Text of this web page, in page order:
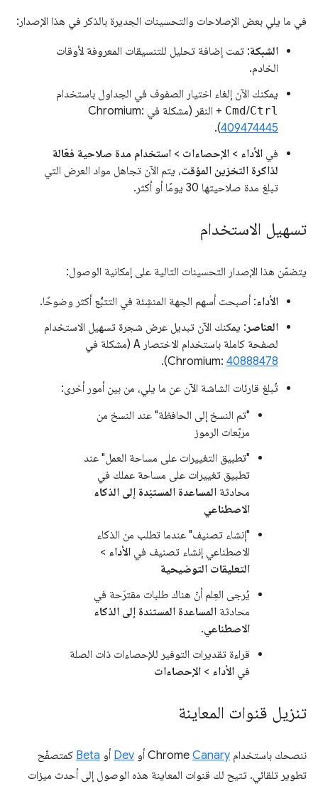
في ما يلي بعض الإصلاحات والتحسينات الجديرة بالذكر في هذا الإصدار:
الشبكة: تمت إضافة تحليل للتنسيقات المعروفة لأوقات
الخادم.
يمكنك الآن إلغاء اختيار الصفوف في الجداول باستخدام
Cmd/Ctrl
+ النقر (مشكلة في Chromium:
409474445
).
في الأداء > الإحصاءات > استخدام مدة صلاحية فعّالة
لذاكرة التخزين المؤقت، يتم الآن تجاهل مواد العرض التي
تبلغ مدة صلاحيتها 30 يومًا أو أكثر.
تسهيل الاستخدام
يتضمّن هذا الإصدار التحسينات التالية على إمكانية الوصول:
الأداء: أصبحت أسهم الجهة المنشِئة في التتبُّع أكثر وضوحًا.
العناصر : يمكنك الآن تبديل عرض شجرة تسهيل الاستخدام
لصفحة كاملة باستخدام الاختصار A (مشكلة في
Chromium: 40888478
).
تُبلغ قارئات الشاشة الآن عن ما يلي، من بين أمور أخرى:
"تم النسخ إلى الحافظة" عند النسخ من
مربّعات الرموز
"تطبيق التغييرات على مساحة العمل" عند
تطبيق تغييرات على مساحة عملك في
محادثة المساعدة المستنِدة إلى الذكاء
الاصطناعي
"إنشاء تصنيف" عندما تطلب من الذكاء
الاصطناعي إنشاء تصنيف في الأداء >
التعليقات التوضيحية
يُرجى العِلم أنّ هناك طلبات مقترَحة في
محادثة المساعدة المستندة إلى الذكاء
الاصطناعي.
قراءة تقديرات التوفير للإحصاءات ذات الصلة
في الأداء > الإحصاءات
تنزيل قنوات المعاينة
ننصحك باستخدام Chrome Canary أو Dev أو Beta كمتصفّح
تطوير تلقائي. تتيح لك قنوات المعاينة هذه الوصول إلى أحدث ميزات